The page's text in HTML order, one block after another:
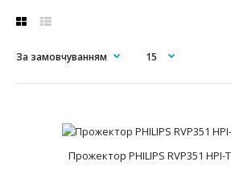
Прожектор PHILIPS RVP351 HPI-
text_zero
Прожектор PHILIPS RVP351 HPI-